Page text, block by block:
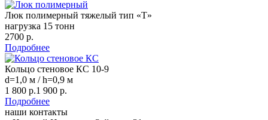
Люк полимерный тяжелый тип «Т»
нагрузка 15 тонн
2700 р.
Подробнее
Кольцо стеновое КС 10-9
d=1,0 м / h=0,9 м
1 800 р.1 900 р.
Подробнее
наши контакты